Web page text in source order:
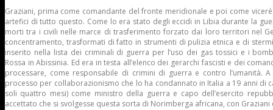
Graziani, prima come comandante del fronte meridionale e poi come
artefici di tutto questo. Come lo era stato degli eccidi in Libia durante la
morti tra i civili nelle marce di trasferimento forzato dai loro territori nel
concentramento, trasformati di fatto in strumenti di pulizia etnica e di
inserito nella lista dei criminali di guerra per l’uso dei gas tossici e i
Rossa in Abissinia. Ed era in testa all’elenco dei gerarchi fascisti e dei
processare, come responsabile di crimini di guerra e contro l’umanità.
processo per collaborazionismo che lo ha condannato in Italia a 19 anni di
soli quattro mesi) come ministro della guerra e capo dell’esercito
accettato che si svolgesse questa sorta di Norimberga africana, con